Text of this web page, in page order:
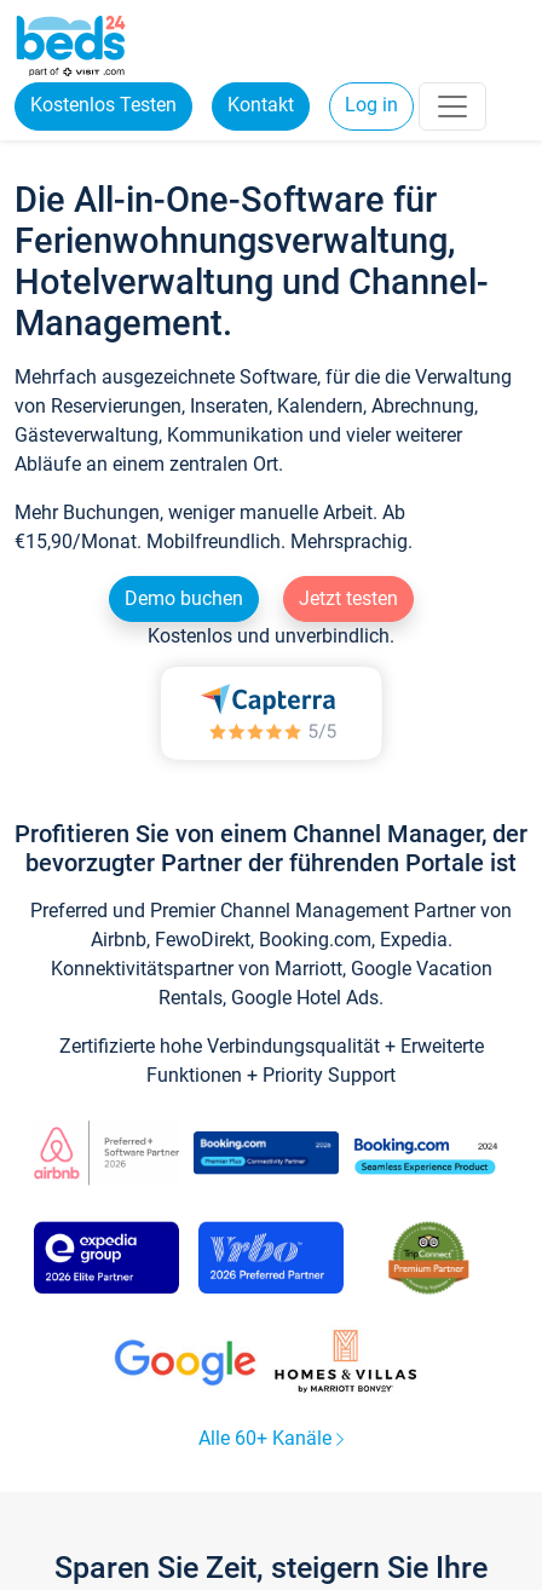
Kostenlos Testen Kontakt Log in
Die All-in-One-Software für
Ferienwohnungsverwaltung,
Hotelverwaltung und Channel-
Management.
Mehrfach ausgezeichnete Software, für die die Verwaltung
von Reservierungen, Inseraten, Kalendern, Abrechnung,
Gästeverwaltung, Kommunikation und vieler weiterer
Abläufe an einem zentralen Ort.
Mehr Buchungen, weniger manuelle Arbeit. Ab
€15,90/Monat. Mobilfreundlich. Mehrsprachig.
Demo buchen
Jetzt testen
Kostenlos und unverbindlich.
Profitieren Sie von einem Channel Manager, der
bevorzugter Partner der führenden Portale ist
Preferred und Premier Channel Management Partner von
Airbnb, FewoDirekt, Booking.com, Expedia.
Konnektivitätspartner von Marriott, Google Vacation
Rentals, Google Hotel Ads.
Zertifizierte hohe Verbindungsqualität + Erweiterte
Funktionen + Priority Support
Alle 60+ Kanäle
Sparen Sie Zeit, steigern Sie Ihre